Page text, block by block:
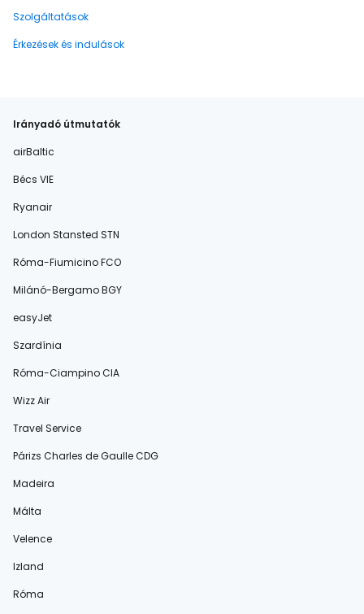
Szolgáltatások
Érkezések és indulások
Irányadó útmutatók
airBaltic
Bécs VIE
Ryanair
London Stansted STN
Róma-Fiumicino FCO
Milánó-Bergamo BGY
easyJet
Szardínia
Róma-Ciampino CIA
Wizz Air
Travel Service
Párizs Charles de Gaulle CDG
Madeira
Málta
Velence
Izland
Róma